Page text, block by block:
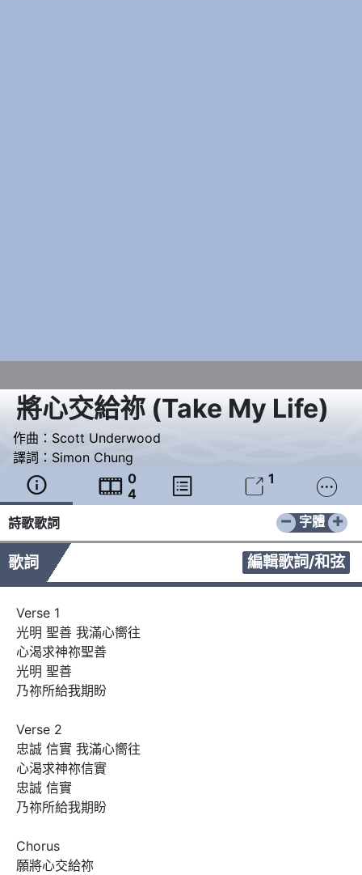
將心交給祢(Take My Life)
作曲： Scott Underwood
譯詞： Simon Chung
  0
4
  1 
詩歌歌詞 − +
字體
歌詞 編輯歌詞/和弦
Verse 1
光明 聖善 我滿心嚮往
心渴求神祢聖善
光明 聖善
乃祢所給我期盼
Verse 2
忠誠 信實 我滿心嚮往
心渴求神祢信實
忠誠 信實
乃祢所給我期盼
Chorus
願將心交給祢